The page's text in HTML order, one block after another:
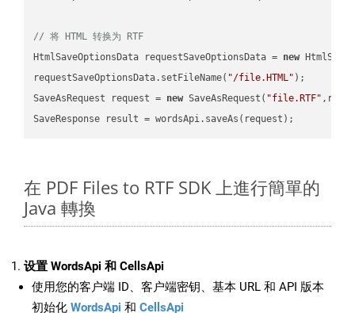
// 将 HTML 转换为 RTF
HtmlSaveOptionsData requestSaveOptionsData = new
requestSaveOptionsData.setFileName( "/file.HTML" );
SaveAsRequest request = new SaveAsRequest( "file.RTF"
在 PDF Files to RTF SDK 上進行簡單的
Java 轉換
设置 WordsApi 和 CellsApi
使用您的客户端 ID、客户端密钥、基本 URL 和 API 版本
初始化 WordsApi 和 CellsApi